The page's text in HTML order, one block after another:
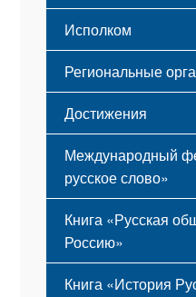
Исполком
Региональные
Достижения
Международный
русское слово»
Книга «Русская
Россию»
Книга «История